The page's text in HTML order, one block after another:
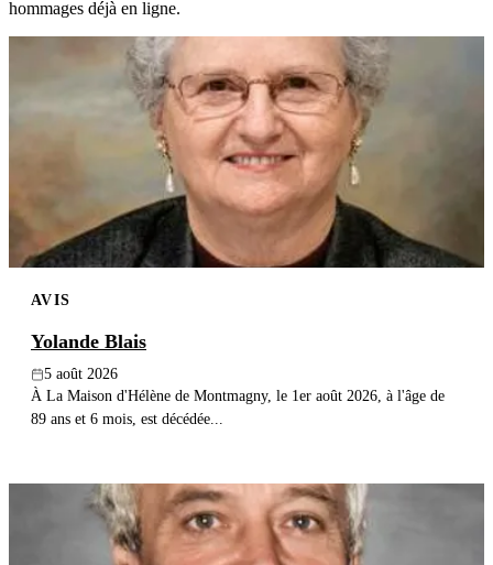
Blog
Publier un avis
hommages déjà en ligne.
AVIS
Yolande Blais
5 août 2026
À La Maison d'Hélène de Montmagny, le 1er août 2026, à l'âge de
89 ans et 6 mois, est décédée...